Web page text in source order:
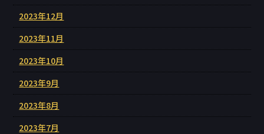
2023年12月
2023年11月
2023年10月
2023年9月
2023年8月
2023年7月